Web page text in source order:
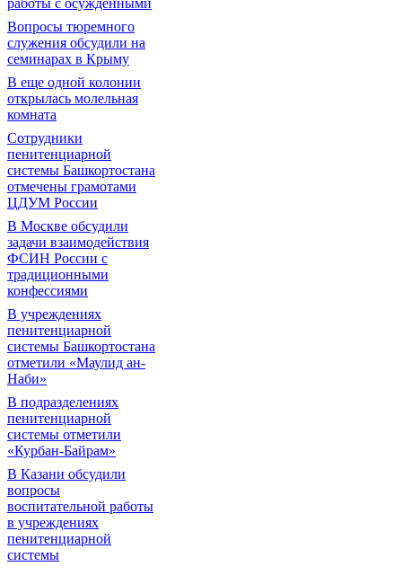
работы с осужденными
Вопросы тюремного
служения обсудили на
семинарах в Крыму
В еще одной колонии
открылась молельная
комната
Сотрудники
пенитенциарной
системы Башкортостана
отмечены грамотами
ЦДУМ России
В Москве обсудили
задачи взаимодействия
ФСИН России с
традиционными
конфессиями
В учреждениях
пенитенциарной
системы Башкортостана
отметили «Маулид ан-
Наби»
В подразделениях
пенитенциарной
системы отметили
«Курбан-Байрам»
В Казани обсудили
вопросы
воспитательной работы
в учреждениях
пенитенциарной
системы